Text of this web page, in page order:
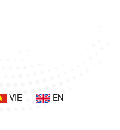
VIE EN